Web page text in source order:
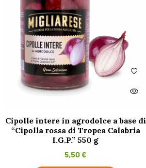
Cipolle intere in agrodolce a base di
“Cipolla rossa di Tropea Calabria
I.G.P.” 550 g
5,50 €